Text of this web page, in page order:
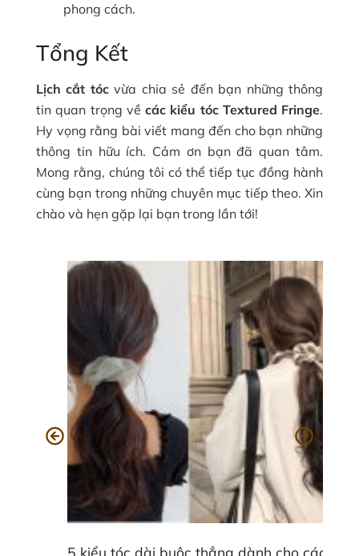
phong cách.
Tổng Kết
Lịch cắt tócvừa chia sẻ đến bạn những thông
tin quan trọng về các kiểu tóc Textured Fringe.
Hy vọng rằng bài viết mang đến cho bạn những
thông tin hữu ích. Cảm ơn bạn đã quan tâm.
Mong rằng, chúng tôi có thể tiếp tục đồng hành
cùng bạn trong những chuyên mục tiếp theo. Xin
chào và hẹn gặp lại bạn trong lần tới!
5 kiểu tóc dài buộc thẳng dành cho các